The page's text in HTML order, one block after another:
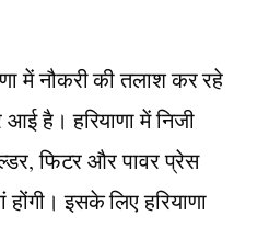
में नौकरी की तलाश कर रहे
है। हरियाणा में निजी
फिटर और पावर प्रेस
होंगी। इसके लिए हरियाणा